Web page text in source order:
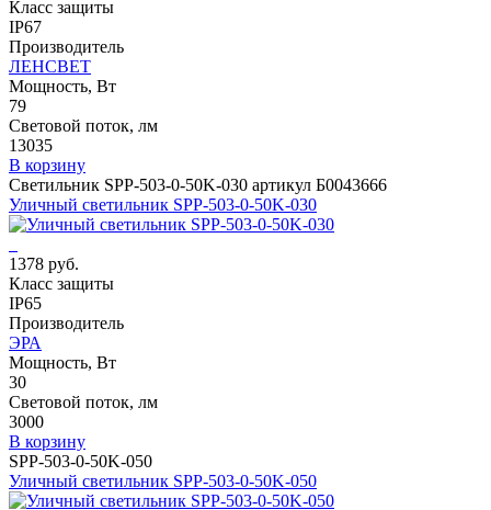
Класс защиты
IP67
Производитель
ЛЕНСВЕТ
Мощность, Вт
79
Световой поток, лм
13035
В корзину
Светильник SPP-503-0-50K-030 артикул Б0043666
Уличный светильник SPP-503-0-50K-030
1378 руб.
Класс защиты
IP65
Производитель
ЭРА
Мощность, Вт
30
Световой поток, лм
3000
В корзину
SPP-503-0-50K-050
Уличный светильник SPP-503-0-50K-050